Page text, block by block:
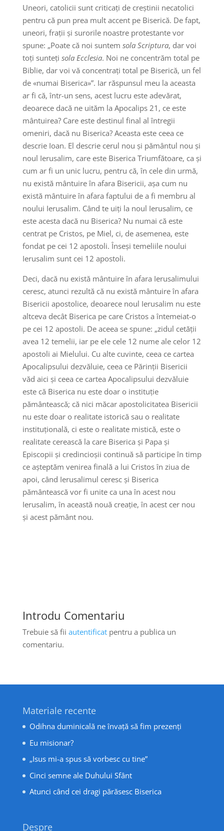
Uneori, catolicii sunt criticați de creștinii necatolici
pentru că pun prea mult accent pe Biserică. De fapt,
uneori, frații și surorile noastre protestante vor
spune: „Poate că noi suntem sola Scriptura, dar voi
toți sunteți sola Ecclesia. Noi ne concentrăm total pe
Biblie, dar voi vă concentrați total pe Biserică, un fel
de «numai Biserica»”. Iar răspunsul meu la aceasta
ar fi că, într-un sens, acest lucru este adevărat,
deoarece dacă ne uităm la Apocalips 21, ce este
mântuirea? Care este destinul final al întregii
omeniri, dacă nu Biserica? Aceasta este ceea ce
descrie Ioan. El descrie cerul nou și pământul nou și
noul Ierusalim, care este Biserica Triumfătoare, ca și
cum ar fi un unic lucru, pentru că, în cele din urmă,
nu există mântuire în afara Bisericii, așa cum nu
există mântuire în afara faptului de a fi membru al
noului Ierusalim. Când te uiți la noul Ierusalim, ce
este acesta dacă nu Biserica? Nu numai că este
centrat pe Cristos, pe Miel, ci, de asemenea, este
fondat pe cei 12 apostoli. Înseși temeliile noului
Ierusalim sunt cei 12 apostoli.
Deci, dacă nu există mântuire în afara Ierusalimului
ceresc, atunci rezultă că nu există mântuire în afara
Bisericii apostolice, deoarece noul Ierusalim nu este
altceva decât Biserica pe care Cristos a întemeiat-o
pe cei 12 apostoli. De aceea se spune: „zidul cetății
avea 12 temelii, iar pe ele cele 12 nume ale celor 12
apostoli ai Mielului. Cu alte cuvinte, ceea ce cartea
Apocalipsului dezvăluie, ceea ce Părinții Bisericii
văd aici și ceea ce cartea Apocalipsului dezvăluie
este că Biserica nu este doar o instituție
pământească; că nici măcar apostolicitatea Bisericii
nu este doar o realitate istorică sau o realitate
instituțională, ci este o realitate mistică, este o
realitate cerească la care Biserica și Papa și
Episcopii și credincioșii continuă să participe în timp
ce așteptăm venirea finală a lui Cristos în ziua de
apoi, când Ierusalimul ceresc și Biserica
pământească vor fi unite ca una în acest nou
Ierusalim, în această nouă creație, în acest cer nou
și acest pământ nou.
Introdu Comentariu
Trebuie să fii autentificatpentru a publica un
comentariu.
Materiale recente
Odihna duminicală ne învață să fim prezenți
Eu misionar?
„Isus mi-a spus să vorbesc cu tine”
Cinci semne ale Duhului Sfânt
Atunci când cei dragi părăsesc Biserica
Despre